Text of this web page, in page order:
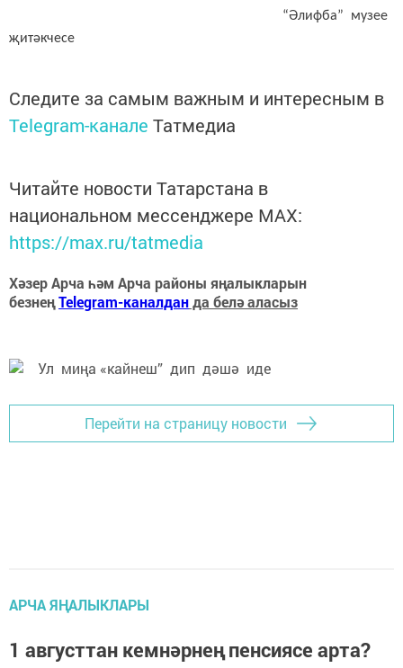
“Әлифба” музее
җитәкчесе
Следите за самым важным и интересным в
Telegram-канале Татмедиа
Читайте новости Татарстана в
национальном мессенджере MАХ:
https://max.ru/tatmedia
Хәзер Арча һәм Арча районы яңалыкларын
безнеңTelegram-каналданда белә аласыз
Перейти на страницу новости
АРЧА ЯҢАЛЫКЛАРЫ
1 августтан кемнәрнең пенсиясе арта?